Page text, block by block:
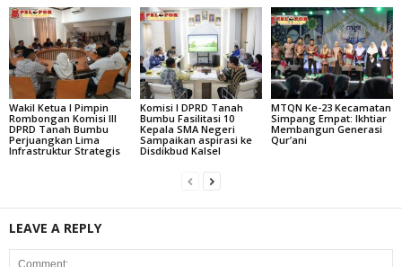
Wakil Ketua I Pimpin
Rombongan Komisi III
DPRD Tanah Bumbu
Perjuangkan Lima
Infrastruktur Strategis
Komisi I DPRD Tanah
Bumbu Fasilitasi 10
Kepala SMA Negeri
Sampaikan aspirasi ke
Disdikbud Kalsel
MTQN Ke-23 Kecamatan
Simpang Empat: Ikhtiar
Membangun Generasi
Qur’ani
LEAVE A REPLY